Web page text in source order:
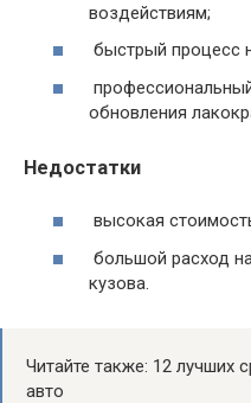
воздействиям;
быстрый процесс
обновления
Недостатки
высокая
большой расход
кузова.
Читайте также: 12 лучших
авто